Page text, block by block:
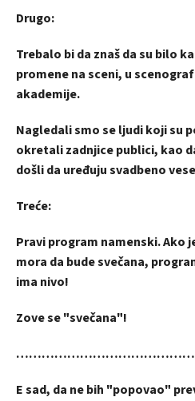
Drugo:
Trebalo bi da znaš da su bilo
promene na sceni, u
akademije.
Nagledali smo se ljudi koji su
okretali zadnjice publici, kao
došli da uređuju svadbeno
Treće:
Pravi program namenski. Ako
mora da bude svečana,
ima nivo!
Zove se "svečana"!
E sad, da ne bih "popovao"